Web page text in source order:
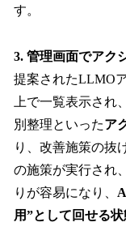
す。
3. 管理画面でアク
提案されたLLMO
上で一覧表示され
別整理といったア
り、改善施策の抜
の施策が実行され
りが容易になり、
用”として回せる